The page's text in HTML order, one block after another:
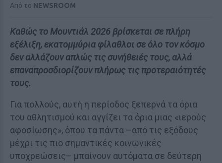
Από το NEWSROOM
Καθώς το Μουντιάλ 2026 βρίσκεται σε πλήρη
εξέλιξη, εκατομμύρια φίλαθλοι σε όλο τον κόσμο
δεν αλλάζουν απλώς τις συνήθειές τους, αλλά
επαναπροσδιορίζουν πλήρως τις προτεραιότητές
τους.
Για πολλούς, αυτή η περίοδος ξεπερνά τα όρια
του αθλητισμού και αγγίζει τα όρια μιας «ιερούς
αφοσίωσης», όπου τα πάντα –από τις εξόδους
μέχρι τις πιο σημαντικές κοινωνικές
υποχρεώσεις– μπαίνουν αυτόματα σε δεύτερη